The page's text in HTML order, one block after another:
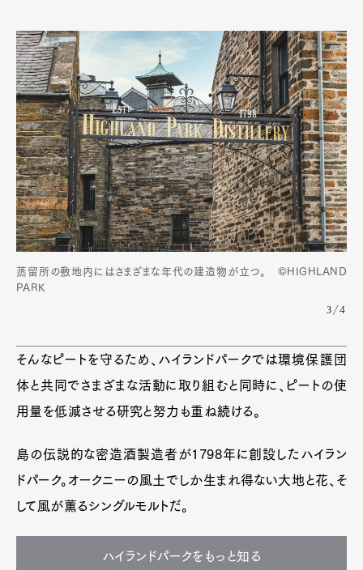
蒸留所の敷地内にはさまざまな年代の建造物が立つ。 ©HIGHLAND
PARK
3/4
そんなピートを守るため、ハイランドパークでは環境保護団
体と共同でさまざまな活動に取り組むと同時に、ピートの使
用量を低減させる研究と努力も重ね続ける。
島の伝説的な密造酒製造者が1798年に創設したハイラン
ドパーク。オークニーの風土でしか生まれ得ない大地と花、そ
して風が薫るシングルモルトだ。
ハイランドパークをもっと知る